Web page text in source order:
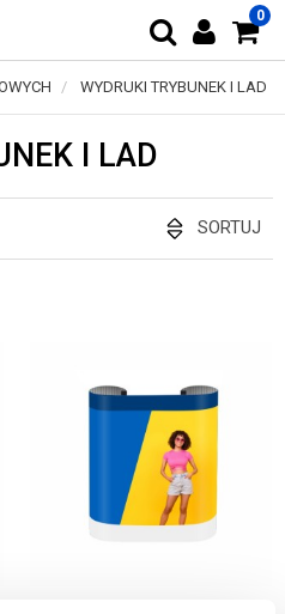
0
WYDRUKI TRYBUNEK I LAD
I LAD
SORTUJ